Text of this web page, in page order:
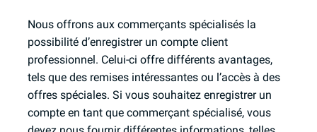
Nous offrons aux commerçants spécialisés la
possibilité d’enregistrer un compte client
professionnel. Celui-ci offre différents avantages,
tels que des remises intéressantes ou l’accès à des
offres spéciales. Si vous souhaitez enregistrer un
compte en tant que commerçant spécialisé, vous